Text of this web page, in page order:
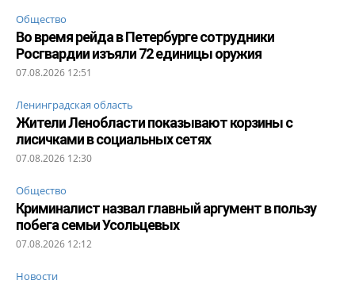
Общество
Во время рейда в Петербурге сотрудники
Росгвардии изъяли 72 единицы оружия
07.08.2026 12:51
Ленинградская область
Жители Ленобласти показывают корзины с
лисичками в социальных сетях
07.08.2026 12:30
Общество
Криминалист назвал главный аргумент в пользу
побега семьи Усольцевых
07.08.2026 12:12
Новости